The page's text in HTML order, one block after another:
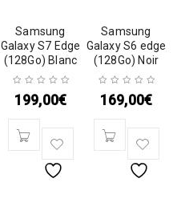
Samsung
Galaxy S7 Edge
(128Go) Blanc
199,00€
Samsung
Galaxy S6 edge
(128Go) Noir
169,00€